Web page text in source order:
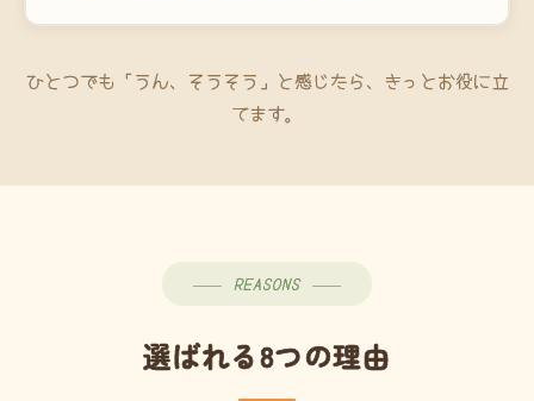
ひとつでも「うん、そうそう」と感じたら、きっとお役に立
てます。
REASONS
選ばれる8つの理由